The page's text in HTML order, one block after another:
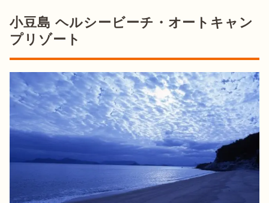
小豆島 ヘルシービーチ・オートキャン
プリゾート